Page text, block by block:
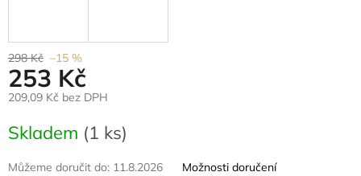
298 Kč –15 %
253 Kč
209,09 Kč bez DPH
cena:
Skladem (1 ks)
Můžeme doručit do: 11.8.2026 Možnosti doručení